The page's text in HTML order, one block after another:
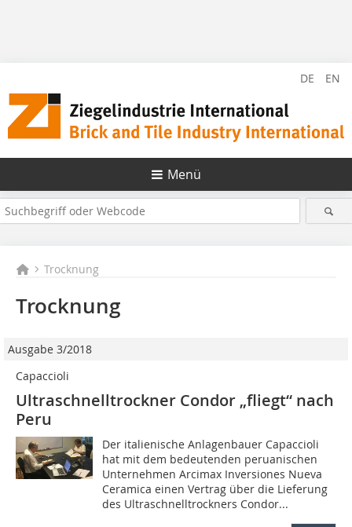
DE EN
Menü
Trocknung
Trocknung
Ausgabe 3/2018
Capaccioli
Ultraschnelltrockner Condor „fliegt“ nach
Peru
Der italienische Anlagenbauer Capaccioli
hat mit dem bedeutenden peruanischen
Unternehmen Arcimax Inversiones Nueva
Ceramica einen Vertrag über die Lieferung
des Ultraschnelltrockners Condor...